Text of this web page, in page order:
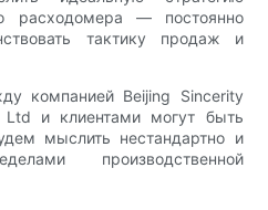
расходомера — постоянно
тактику продаж и
компанией Beijing Sincerity
Ltd и клиентами могут быть
мыслить нестандартно и
производственной